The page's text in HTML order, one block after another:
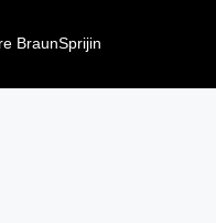
BraunSprijin